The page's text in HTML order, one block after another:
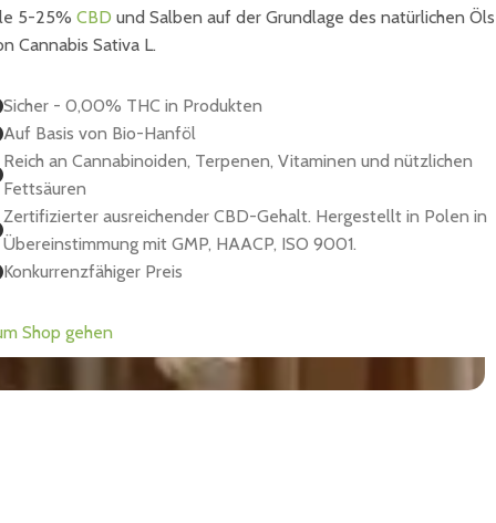
5-25% CBD und Salben auf der Grundlage des natürlichen Öls
Cannabis Sativa L.
Sicher - 0,00% THC in Produkten
Auf Basis von Bio-Hanföl
Reich an Cannabinoiden, Terpenen, Vitaminen und nützlichen
Fettsäuren
Zertifizierter ausreichender CBD-Gehalt. Hergestellt in Polen in
Übereinstimmung mit GMP, HAACP, ISO 9001.
Konkurrenzfähiger Preis
Shop gehen